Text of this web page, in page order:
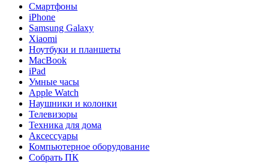
Смартфоны
iPhone
Samsung Galaxy
Xiaomi
Ноутбуки и планшеты
MacBook
iPad
Умные часы
Apple Watch
Наушники и колонки
Телевизоры
Техника для дома
Аксессуары
Компьютерное оборудование
Собрать ПК